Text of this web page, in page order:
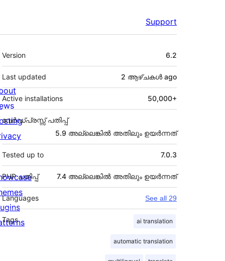
Support
Meta
Version 6.2
Last updated 2 ആഴ്ചകൾ ago
Active installations 50,000+
വേർഡ്പ്രസ്സ് പതിപ്പ്
5.9 അല്ലെങ്കില്‍ അതിലും ഉയര്‍ന്നത്
Tested up to 7.0.3
PHP പതിപ്പ് 7.4 അല്ലെങ്കില്‍ അതിലും ഉയര്‍ന്നത്
Languages See all 29
Tags ai translation
automatic translation